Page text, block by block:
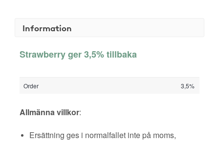
Information
Strawberry ger 3,5% tillbaka
Order 3,5%
Allmänna villkor:
Ersättning ges i normalfallet inte på moms,